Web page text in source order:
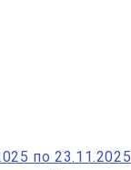
по 23.11.2025